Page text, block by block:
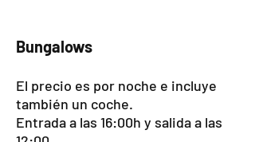
Bungalows
El precio es por noche e incluye
también un coche.
Entrada a las 16:00h y salida a las